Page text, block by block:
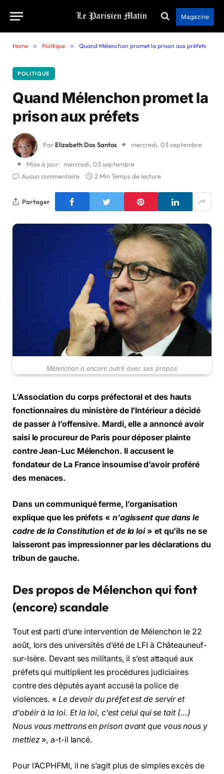
Magazine
Home » Politique » Quand Mélenchon promet la prison aux préfets
POLITIQUE
Quand Mélenchon promet la
prison aux préfets
Par Elizabeth Dos Santos mercredi, 03 septembre
Mise à jour: mercredi, 03 septembre
Aucun commentaire
2 Min Temps de lecture
Partager
Mélenchon a encore outré avec ses propos
L’Association du corps préfectoral et des hauts
fonctionnaires du ministère de l’Intérieur a décidé
de passer à l’offensive. Mardi, elle a annoncé avoir
saisi le procureur de Paris pour déposer plainte
contre Jean-Luc Mélenchon. Il accusent le
fondateur de La France insoumise d’avoir proféré
des menaces.
Dans un communiqué ferme, l’organisation
explique que les préfets « n’agissent que dans le
cadre de la Constitution et de la loi» et qu’ils ne se
laisseront pas impressionner par les déclarations du
tribun de gauche.
Des propos de Mélenchon qui font
(encore) scandale
Tout est parti d’une intervention de Mélenchon le 22
août, lors des universités d’été de LFI à Châteauneuf-
sur-Isère. Devant ses militants, il s’est attaqué aux
préfets qui multiplient les procédures judiciaires
contre des députés ayant accusé la police de
violences. « Le devoir du préfet est de servir et
d’obéir à la loi. Et la loi, c’est celui qui se tait (…)
Nous vous mettrons en prison avant que vous nous y
mettiez », a-t-il lancé.
Pour l’ACPHFMI, il ne s’agit plus de simples excès de